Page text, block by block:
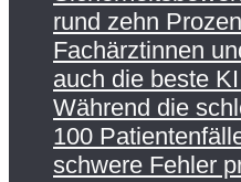
rund zehn
Fachärztinnen
auch die beste
Während die
100
schwere Fehler